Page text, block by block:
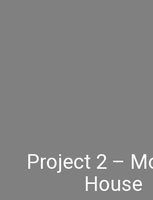
Project 2 –
House